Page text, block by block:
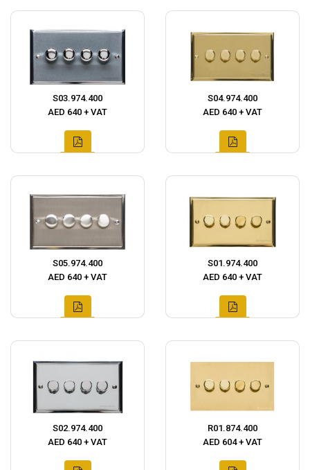
S03.974.400
AED 640 + VAT
S04.974.400
AED 640 + VAT
S05.974.400
AED 640 + VAT
S01.974.400
AED 640 + VAT
S02.974.400
AED 640 + VAT
R01.874.400
AED 604 + VAT